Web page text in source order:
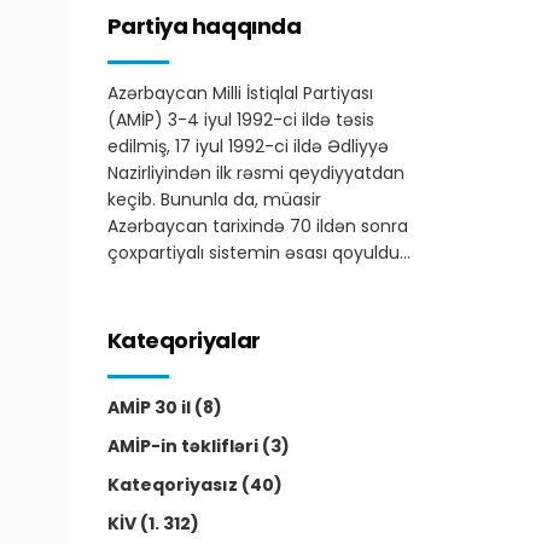
Partiya haqqında
Azərbaycan Milli İstiqlal Partiyası
(AMİP) 3-4 iyul 1992-ci ildə təsis
edilmiş, 17 iyul 1992-ci ildə Ədliyyə
Nazirliyindən ilk rəsmi qeydiyyatdan
keçib. Bununla da, müasir
Azərbaycan tarixində 70 ildən sonra
çoxpartiyalı sistemin əsası qoyuldu…
Kateqoriyalar
AMİP 30 il(8)
AMİP-in təklifləri(3)
Kateqoriyasız (40)
KİV(1. 312)